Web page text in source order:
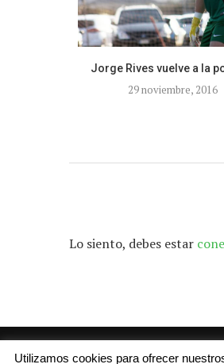
Jorge Rives vuelve a la
29 noviembre, 2016
Lo siento, debes estar
Utilizamos cookies para ofrecer